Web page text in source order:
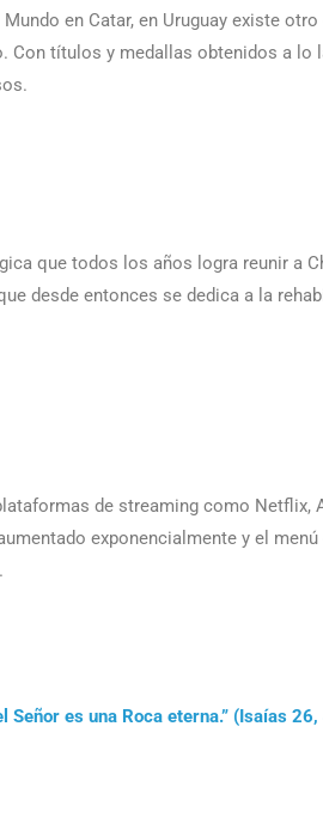
en Catar, en Uruguay existe
Con títulos y medallas obtenidos a
que todos los años logra reunir a
desde entonces se dedica a la
de streaming como Netflix,
exponencialmente y el
Señor es una Roca eterna.” (Isaías 26,